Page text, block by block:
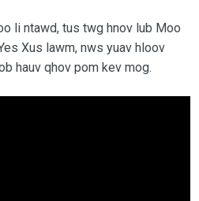
li ntawd, tus twg hnov lub Moo
Xus lawm, nws yuav hloov
hauv qhov pom kev mog.